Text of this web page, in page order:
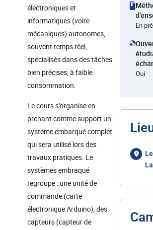
électroniques et
informatiques (voire
mécaniques) autonomes,
souvent temps réel,
spécialisés dans des tâches
bien précises, à faible
consommation.
Le cours s’organise en
prenant comme support un
système embarqué complet
qui sera utilisé lors des
travaux pratiques. Le
systèmes embraqué
regroupe : une unité de
commande (carte
électronique Arduino), des
capteurs (capteur de
En
Oui